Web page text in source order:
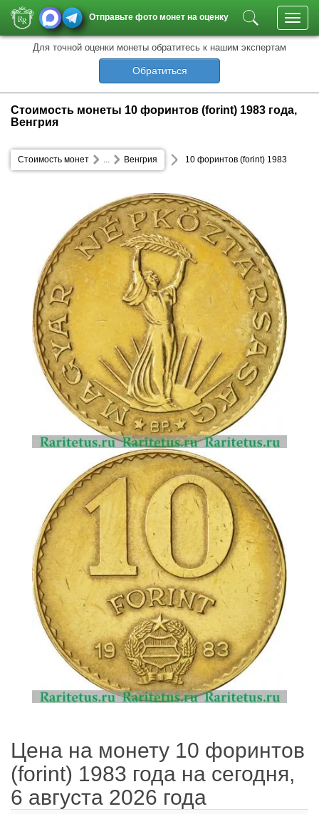
Отправьте фото монет на оценку
Для точной оценки монеты обратитесь к нашим экспертам
Обратиться
Стоимость монеты 10 форинтов (forint) 1983 года,
Венгрия
Стоимость монет Венгрия
... 10 форинтов (forint) 1983
Цена на монету 10 форинтов
(forint) 1983 года на сегодня,
6 августа 2026 года